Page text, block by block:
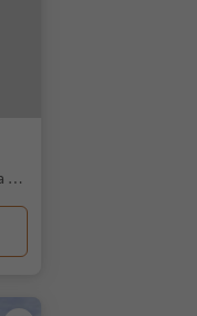
Tramin an der Weinstraße/Termeno sulla Strada del Vino, Alto Adige Wine Road